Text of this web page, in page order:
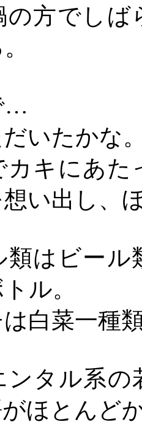
の方でし
…
いたかな
カキにあ
い出し、
類はビー
ル。
白菜一種
ンタル系の
ほとんど